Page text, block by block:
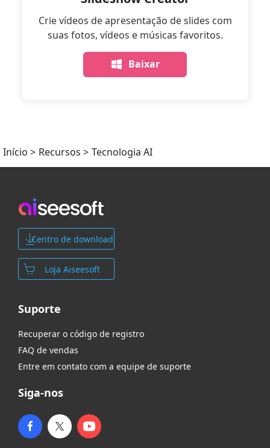
Crie vídeos de apresentação de slides com
suas fotos, vídeos e músicas favoritos.
Baixar
Início > Recursos > Tecnologia AI
Centro de download
Loja Aiseesoft
Suporte
Recuperar o código de registro
FAQ de vendas
Entre em contato com a equipe de suporte
Siga-nos